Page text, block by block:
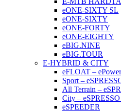
eONE-SIXTY SL
eONE-SIXTY
eONE-FORTY
eONE-EIGHTY
eBIG.NINE
eBIG.TOUR
E-HYBRID & CITY
eFLOAT –
Sport –
All Terrain –
City –
eSPEEDER